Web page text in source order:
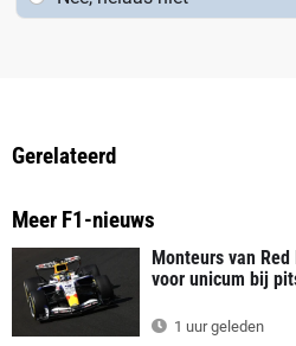
Gerelateerd
Meer F1-nieuws
Monteurs van
voor unicum bij
1 uur geleden